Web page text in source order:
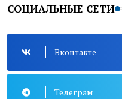
СОЦИАЛЬНЫЕ СЕТИ
Вконтакте
Телеграм